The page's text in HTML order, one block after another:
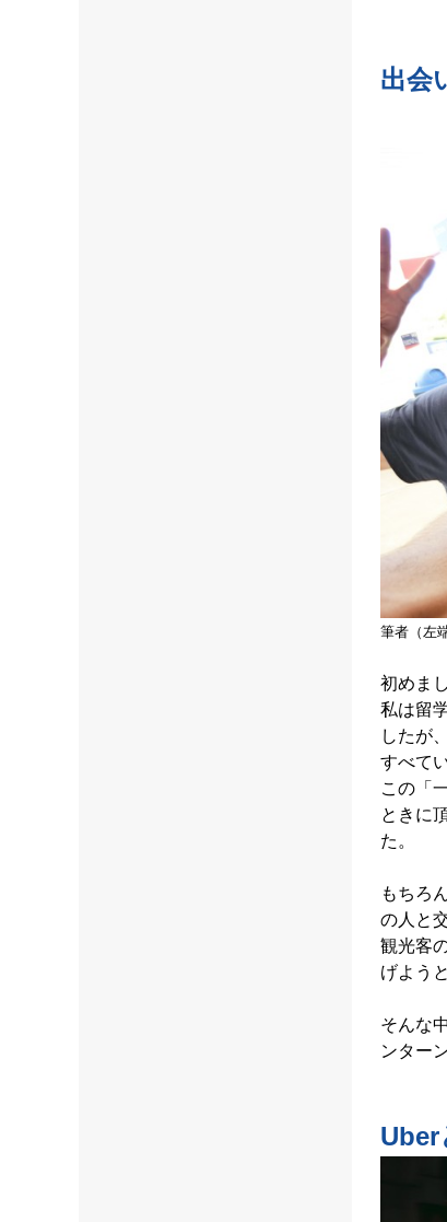
出会
筆者（左
初めま
私は留
したが
すべて
この「
ときに
た。
もちろ
の人と
観光客
げよう
そんな
ンター
Uber